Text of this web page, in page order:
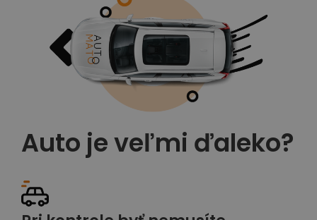
Auto je veľmi ďaleko?